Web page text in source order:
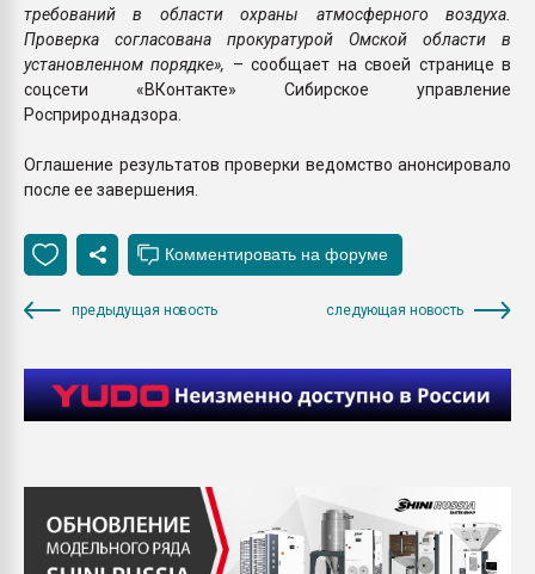
требований в области охраны атмосферного воздуха.
Проверка согласована прокуратурой Омской области в
установленном порядке», – сообщает на своей странице в
соцсети «ВКонтакте» Сибирское управление
Росприроднадзора.
Оглашение результатов проверки ведомство анонсировало
после ее завершения.
предыдущая новость следующая новость